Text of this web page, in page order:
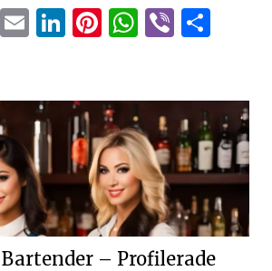
X EmailLinkedIn
Pinterest
WhatsApp
Viber
– Profilerade